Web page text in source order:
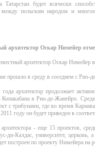
Татарстан будет всячески
между польским народом и
архитектор Оскар Нимейер
архитектор Оскар Нимейер
прошло в среду в соседнем с Рио-
архитектор продолжает
Копакабана в Рио-де-Жанейро.
с трибунами, где во время
году он будет приведен в
- еще 15 проектов,
ди-Калдас, университет,
построен по проекту Нимейера на